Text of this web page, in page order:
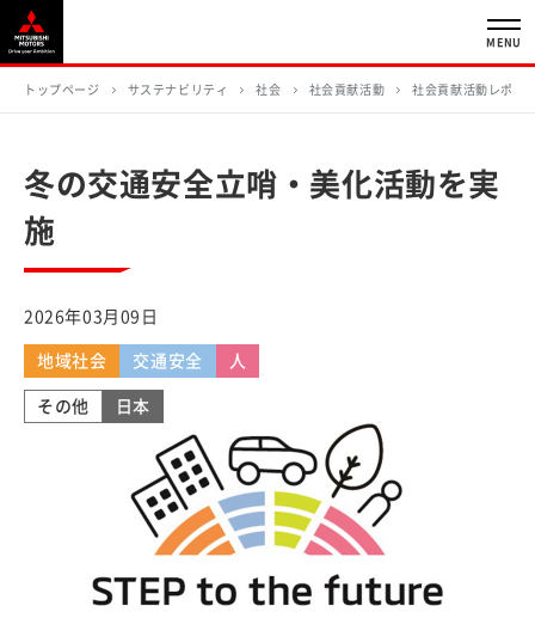
MENU
トップページ サステナビリティ 社会 社会貢献活動 社会貢献活動レポー
冬の交通安全立哨・美化活動を実
施
2026年03月09日
地域社会 交通安全 人
その他 日本